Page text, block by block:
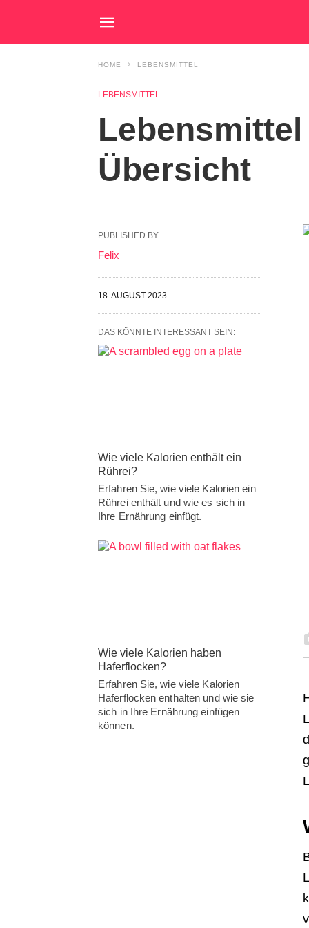
HOME LEBENSMITTEL
LEBENSMITTEL
Übersicht
PUBLISHED BY
Felix
18. AUGUST 2023
DAS KÖNNTE INTERESSANT SEIN:
Wie viele Kalorien enthält ein
Rührei?
Erfahren Sie, wie viele Kalorien ein
Rührei enthält und wie es sich in
Ihre Ernährung einfügt.
Wie viele Kalorien haben
Haferflocken?
Erfahren Sie, wie viele Kalorien
Haferflocken enthalten und wie sie
sich in Ihre Ernährung einfügen
können.